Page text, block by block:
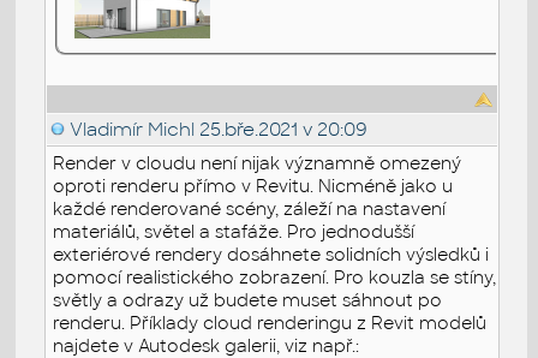
Vladimír Michl 25.bře.2021 v 20:09
Render v cloudu není nijak významně omezený
oproti renderu přímo v Revitu. Nicméně jako u
každé renderované scény, záleží na nastavení
materiálů, světel a stafáže. Pro jednodušší
exteriérové rendery dosáhnete solidních výsledků i
pomocí realistického zobrazení. Pro kouzla se stíny,
světly a odrazy už budete muset sáhnout po
renderu. Příklady cloud renderingu z Revit modelů
najdete v Autodesk galerii, viz např.: